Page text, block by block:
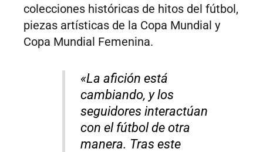
colecciones históricas de hitos del fútbol,
piezas artísticas de la Copa Mundial y
Copa Mundial Femenina.
«La afición está
cambiando, y los
seguidores interactúan
con el fútbol de otra
manera. Tras este